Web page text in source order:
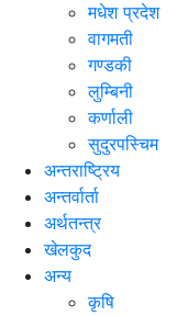
मधेश प्रदेश
वागमती
गण्डकी
लुम्बिनी
कर्णाली
सुदुरपस्चिम
अन्तराष्ट्रिय
अन्तर्वार्ता
अर्थतन्त्र
खेलकुद
अन्य
कृषि